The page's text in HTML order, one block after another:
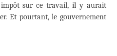
sur ce travail, il y aurait
Et pourtant, le gouvernement